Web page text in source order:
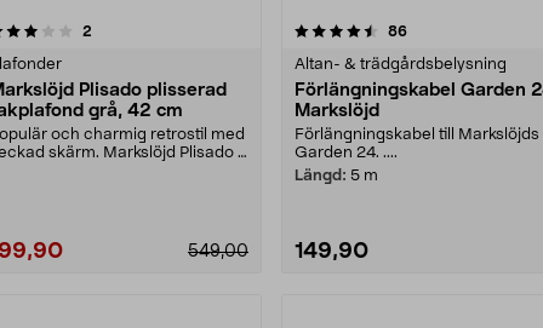
2
Plisado plisserad
grå, 42 cm
och charmig retrostil med
skärm. Markslöjd Plisado –
549,00
4.5 av 5 stjärnor 86recensioner
Altan- & trädgårdsbelysning
Förlängningskabel Garden
Markslöjd
Förlängningskabel till Markslöjds
Garden 24. ....
Längd: 5 m
149,90
4.0 av 5 stjärnor